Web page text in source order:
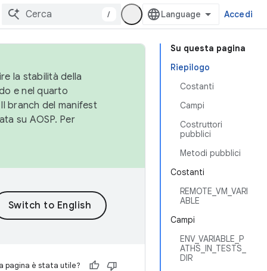
/ Accedi
Su questa pagina
Riepilogo
Costanti
Campi
Costruttori
pubblici
Metodi pubblici
Costanti
REMOTE_VM_VARI
ABLE
Campi
ENV_VARIABLE_P
ATHS_IN_TESTS_
DIR
la stabilità della
e nel quarto
Il branch del manifest
su AOSP. Per
pagina è stata utile?